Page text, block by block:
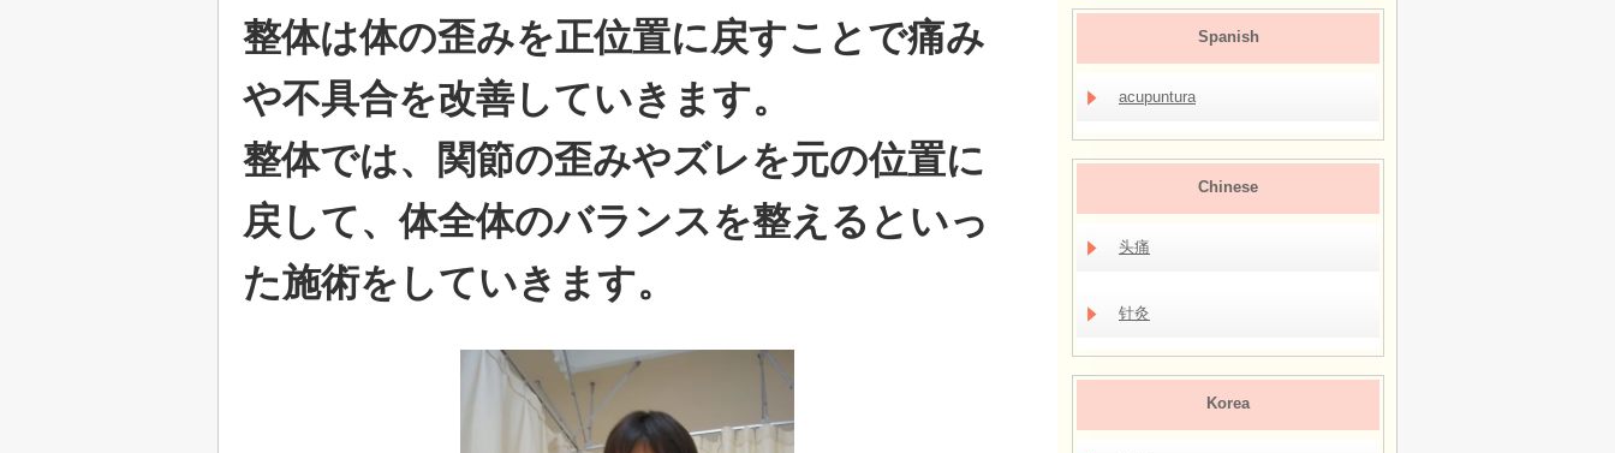
整体は体の歪みを正位置に戻すことで痛み
や不具合を改善していきます。
整体では、関節の歪みやズレを元の位置に
戻して、体全体のバランスを整えるといっ
た施術をしていきます。
Spanish
acupuntura
Chinese
头痛
针灸
Korea